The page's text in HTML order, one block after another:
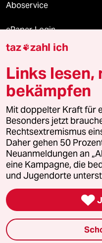
Aboservice
ePaper Login
Downloads für
© 2026 taz Verlags und
Alle Rechte vorbehalten. Bei
wenden Sie sich bitte an
Feedback
Leitlinie Informant
Seitenwende
taz zahl ich
Links lesen,
bekämpfen
Mit doppelter Kraft für
Besonders jetzt
Rechtsextremismus
Daher gehen 50
Neuanmeldungen an
eine Kampagne, die
und Jugendorte
